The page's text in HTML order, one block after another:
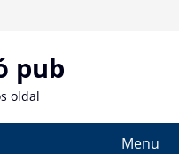
pub
oldal
Menu